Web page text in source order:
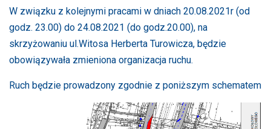
W związku z kolejnymi pracami w dniach 20.08.2021r (od
godz. 23.00) do 24.08.2021 (do godz.20.00), na
skrzyżowaniu ul.Witosa Herberta Turowicza, będzie
obowiązywała zmieniona organizacja ruchu.
Ruch będzie prowadzony zgodnie z poniższym schematem